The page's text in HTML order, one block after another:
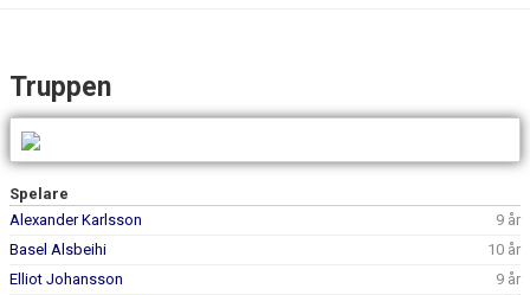
BILDGALLERI
KONTAKT
Truppen
Spelare
Alexander Karlsson
9 år
Basel Alsbeihi
10 år
Elliot Johansson
9 år